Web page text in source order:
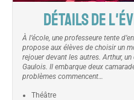
DÉTAILS DE
À l’école, une professeure tente
propose aux élèves de choisir un
rejouer devant les autres. Arthur,
Gaulois. Il embarque deux
problèmes commencent…
Théâtre